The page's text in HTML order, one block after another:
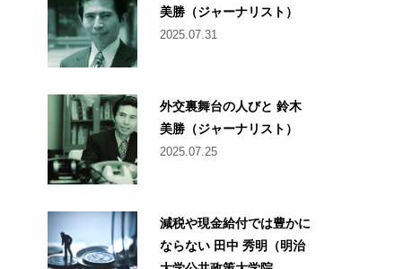
美勝（ジャーナリスト）
2025.07.31
外交裏舞台の人びと 鈴木
美勝（ジャーナリスト）
2025.07.25
減税や現金給付では豊かに
ならない 田中 秀明（明治